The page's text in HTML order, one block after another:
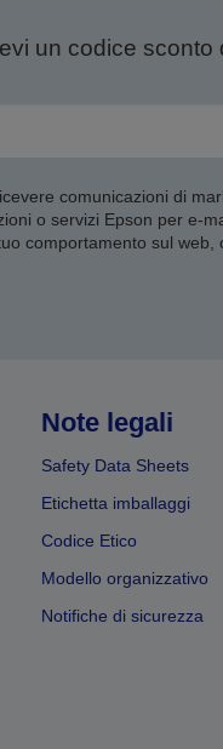
un codice sconto
comunicazioni di
o servizi Epson per e-
comportamento sul web,
Note legali
Safety Data Sheets
Etichetta imballaggi
Codice Etico
Modello organizzativo
Notifiche di sicurezza